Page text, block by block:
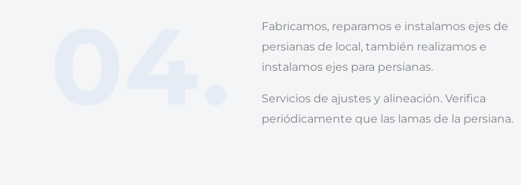
Fabricamos, reparamos e instalamos ejes de
persianas de local, también realizamos e
instalamos ejes para persianas.
Servicios de ajustes y alineación. Verifica
periódicamente que las lamas de la persiana.